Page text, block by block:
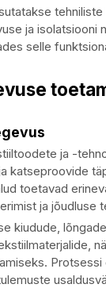
ja
selle
ja -
katseproovide
toetavad
ja jõudluse
kiudude,